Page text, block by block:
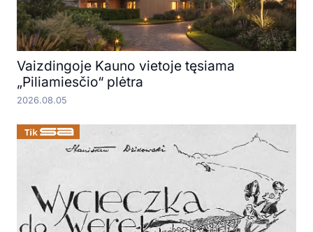
Vaizdingoje Kauno vietoje tęsiama
„Piliamiesčio“ plėtra
2026.08.05